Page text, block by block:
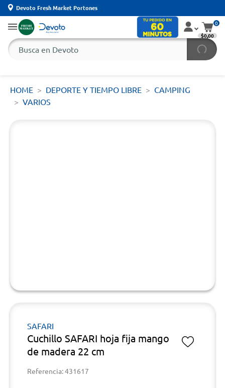
Devoto Fresh Market Portones
0
$0,00
HOME DEPORTE Y TIEMPO LIBRE
CAMPING
VARIOS
SAFARI
Cuchillo SAFARI hoja fija mango
de madera 22 cm
Referencia: 431617